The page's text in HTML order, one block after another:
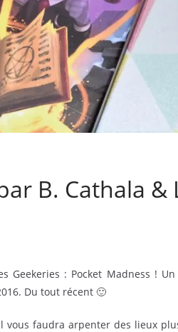
B. Cathala
Geekeries : Pocket Madness !
Du tout récent 🙂
vous faudra arpenter des lieux